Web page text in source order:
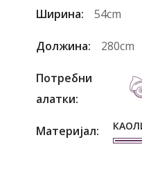
Ширина: 54cm
Должина: 280cm
Потребни
алатки:
Материјал: